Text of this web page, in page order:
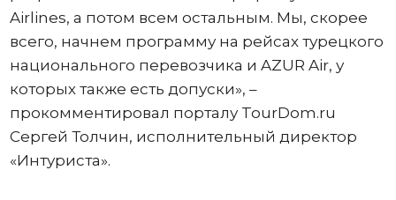
Airlines, а потом всем остальным. Мы, скорее
всего, начнем программу на рейсах турецкого
национального перевозчика и AZUR Air, у
которых также есть допуски», –
прокомментировал порталу TourDom.ru
Сергей Толчин, исполнительный директор
«Интуриста».